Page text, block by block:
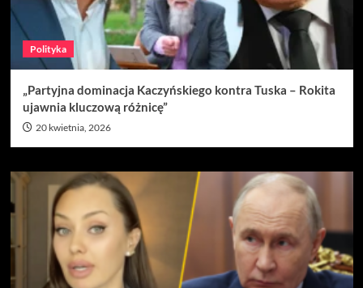
Polityka
„Partyjna dominacja Kaczyńskiego kontra Tuska – Rokita
ujawnia kluczową różnicę”
20 kwietnia, 2026